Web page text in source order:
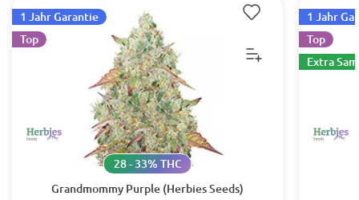
Grandmommy Purple (Herbies Seeds)
28 - 33% THC
1 Jahr Garantie
Top
1 Jahr
Top
Extra